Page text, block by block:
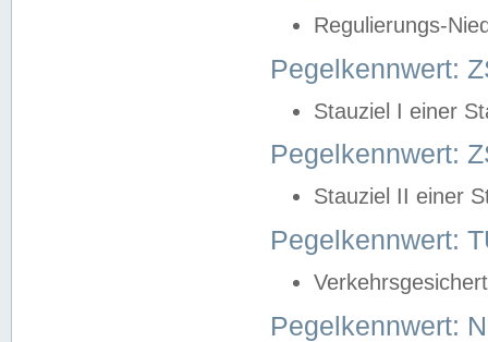
Regulierungs-
Pegelkennwert:
Stauziel I einer
Pegelkennwert:
Stauziel II einer
Pegelkennwert:
Pegelkennwert: